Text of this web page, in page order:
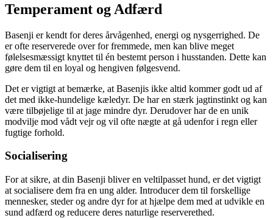
Temperament og Adfærd
Basenji er kendt for deres årvågenhed, energi og nysgerrighed. De
er ofte reserverede over for fremmede, men kan blive meget
følelsesmæssigt knyttet til én bestemt person i husstanden. Dette kan
gøre dem til en loyal og hengiven følgesvend.
Det er vigtigt at bemærke, at Basenjis ikke altid kommer godt ud af
det med ikke-hundelige kæledyr. De har en stærk jagtinstinkt og kan
være tilbøjelige til at jage mindre dyr. Derudover har de en unik
modvilje mod vådt vejr og vil ofte nægte at gå udenfor i regn eller
fugtige forhold.
Socialisering
For at sikre, at din Basenji bliver en veltilpasset hund, er det vigtigt
at socialisere dem fra en ung alder. Introducer dem til forskellige
mennesker, steder og andre dyr for at hjælpe dem med at udvikle en
sund adfærd og reducere deres naturlige reserverethed.